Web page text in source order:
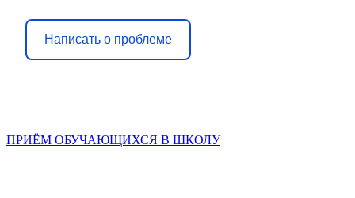
Написать о проблеме
ПРИЁМ ОБУЧАЮЩИХСЯ В ШКОЛУ